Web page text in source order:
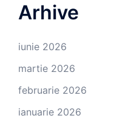
Arhive
iunie 2026
martie 2026
februarie 2026
ianuarie 2026